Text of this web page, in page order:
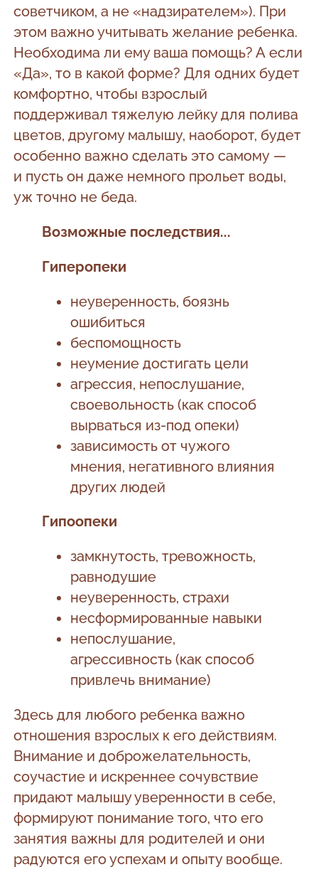
советчиком, а не «надзирателем»). При
этом важно учитывать желание ребенка.
Необходима ли ему ваша помощь? А если
«Да», то в какой форме? Для одних будет
комфортно, чтобы взрослый
поддерживал тяжелую лейку для полива
цветов, другому малышу, наоборот, будет
особенно важно сделать это самому —
и пусть он даже немного прольет воды,
уж точно не беда.
Возможные последствия...
Гиперопеки
неуверенность, боязнь
ошибиться
беспомощность
неумение достигать цели
агрессия, непослушание,
своевольность (как способ
вырваться из-под опеки)
зависимость от чужого
мнения, негативного влияния
других людей
Гипоопеки
замкнутость, тревожность,
равнодушие
неуверенность, страхи
несформированные навыки
непослушание,
агрессивность (как способ
привлечь внимание)
Здесь для любого ребенка важно
отношения взрослых к его действиям.
Внимание и доброжелательность,
соучастие и искреннее сочувствие
придают малышу уверенности в себе,
формируют понимание того, что его
занятия важны для родителей и они
радуются его успехам и опыту вообще.